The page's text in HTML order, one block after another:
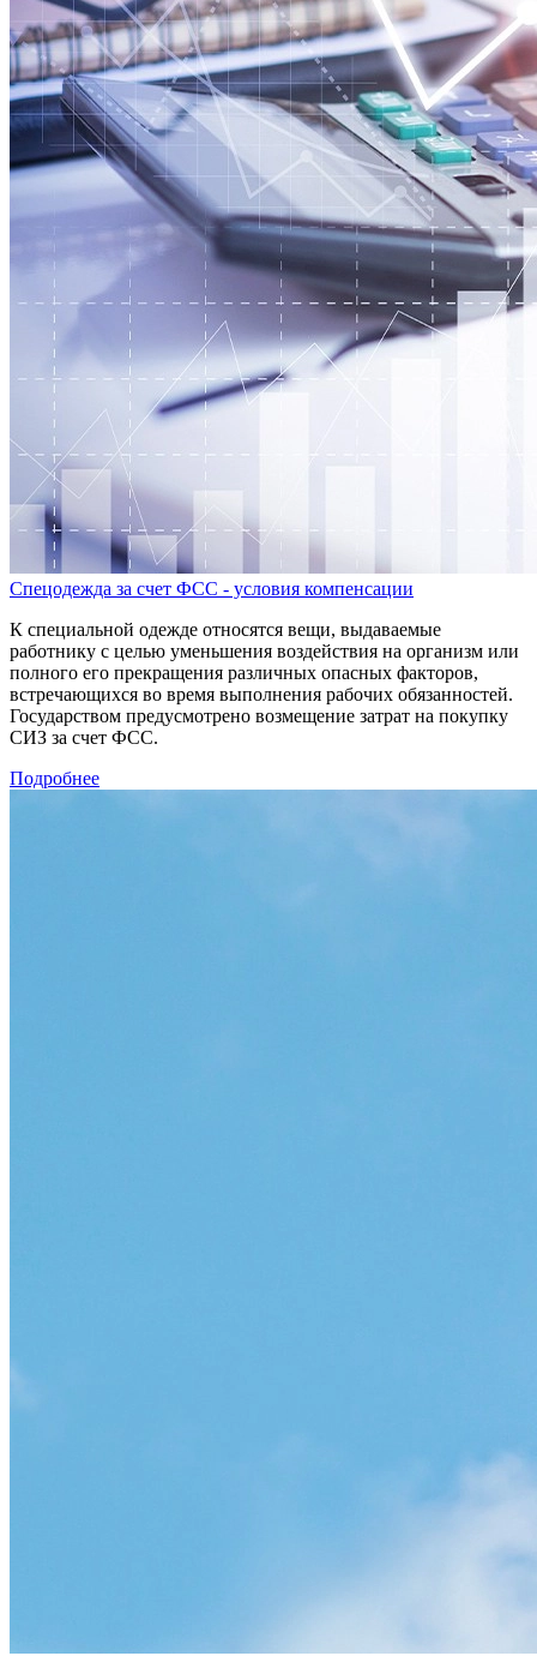
Спецодежда за счет ФСС - условия компенсации
К специальной одежде относятся вещи, выдаваемые
работнику с целью уменьшения воздействия на организм или
полного его прекращения различных опасных факторов,
встречающихся во время выполнения рабочих обязанностей.
Государством предусмотрено возмещение затрат на покупку
СИЗ за счет ФСС.
Подробнее